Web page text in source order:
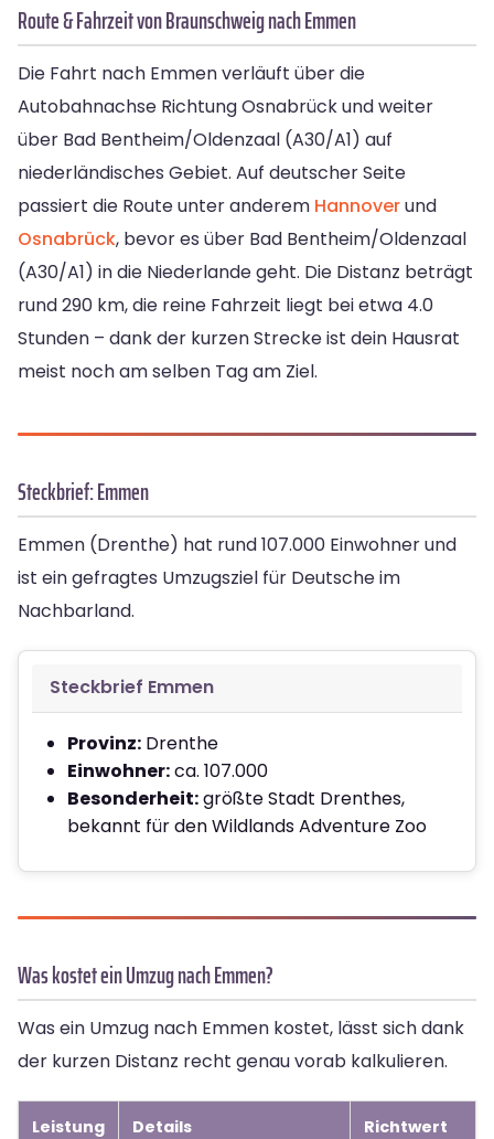
Route & Fahrzeit von Braunschweig nach Emmen
Die Fahrt nach Emmen verläuft über die
Autobahnachse Richtung Osnabrück und weiter
über Bad Bentheim/Oldenzaal (A30/A1) auf
niederländisches Gebiet. Auf deutscher Seite
passiert die Route unter anderem Hannoverund
Osnabrück, bevor es über Bad Bentheim/Oldenzaal
(A30/A1) in die Niederlande geht. Die Distanz beträgt
rund 290 km, die reine Fahrzeit liegt bei etwa 4.0
Stunden – dank der kurzen Strecke ist dein Hausrat
meist noch am selben Tag am Ziel.
Steckbrief: Emmen
Emmen (Drenthe) hat rund 107.000 Einwohner und
ist ein gefragtes Umzugsziel für Deutsche im
Nachbarland.
Steckbrief Emmen
Provinz: Drenthe
Einwohner:ca. 107.000
Besonderheit:größte Stadt Drenthes,
bekannt für den Wildlands Adventure Zoo
Was kostet ein Umzug nach Emmen?
Was ein Umzug nach Emmen kostet, lässt sich dank
der kurzen Distanz recht genau vorab kalkulieren.
Leistung Details Richtwert